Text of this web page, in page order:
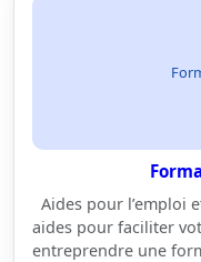
Aides pour l’emploi
aides pour faciliter
entreprendre une